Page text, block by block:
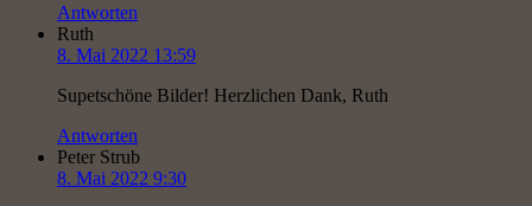
Antworten
Ruth
8. Mai 2022 13:59
Supetschöne Bilder! Herzlichen Dank, Ruth
Antworten
Peter Strub
8. Mai 2022 9:30